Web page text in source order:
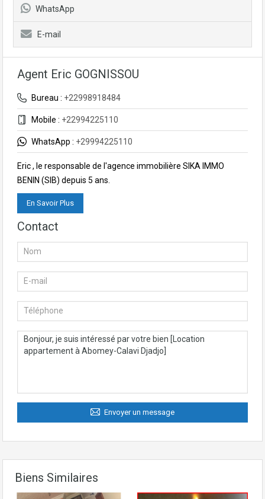
WhatsApp
E-mail
Agent Eric GOGNISSOU
Bureau : +22998918484
Mobile : +22994225110
WhatsApp : +29994225110
Eric , le responsable de l'agence immobilière SIKA IMMO
BENIN (SIB) depuis 5 ans.
En Savoir Plus
Contact
Envoyer un message
Biens Similaires